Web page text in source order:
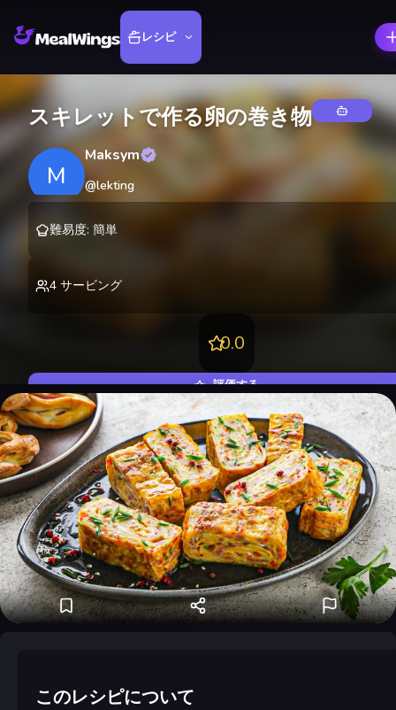
レシピ
スキレットで作る卵の巻き物
M
Maksym
@lekting
難易度: 簡単
4 サービング
0.0
評価する
このレシピについて